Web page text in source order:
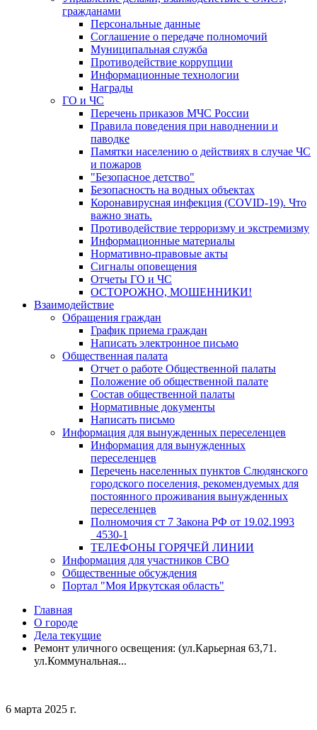
гражданами
Персональные данные
Соглашение о передаче полномочий
Муниципальная служба
Противодействие коррупции
Информационные технологии
Награды
ГО и ЧС
Перечень приказов МЧС России
Правила поведения при наводнении и
паводке
Памятки населению о действиях в случае ЧС
и пожаров
"Безопасное детство"
Безопасность на водных объектах
Коронавирусная инфекция (COVID-19). Что
важно знать.
Противодействие терроризму и экстремизму
Информационные материалы
Нормативно-правовые акты
Сигналы оповещения
Отчеты ГО и ЧС
ОСТОРОЖНО, МОШЕННИКИ!
Взаимодействие
Обращения граждан
График приема граждан
Написать электронное письмо
Общественная палата
Отчет о работе Общественной палаты
Положение об общественной палате
Состав общественной палаты
Нормативные документы
Написать письмо
Информация для вынужденных переселенцев
Информация для вынужденных
переселенцев
Перечень населенных пунктов Слюдянского
городского поселения, рекомендуемых для
постоянного проживания вынужденных
переселенцев
Полномочия ст 7 Закона РФ от 19.02.1993
_4530-1
ТЕЛЕФОНЫ ГОРЯЧЕЙ ЛИНИИ
Информация для участников СВО
Общественные обсуждения
Портал "Моя Иркутская область"
Главная
О городе
Дела текущие
Ремонт уличного освещения: (ул.Карьерная 63,71.
ул.Коммунальная...
6 марта 2025 г.